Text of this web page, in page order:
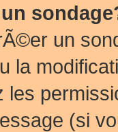
un
la
les
(si